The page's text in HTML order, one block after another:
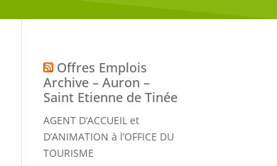
Offres Emplois
Archive – Auron –
Saint Etienne de Tinée
AGENT D’ACCUEIL et
D’ANIMATION à l’OFFICE DU
TOURISME